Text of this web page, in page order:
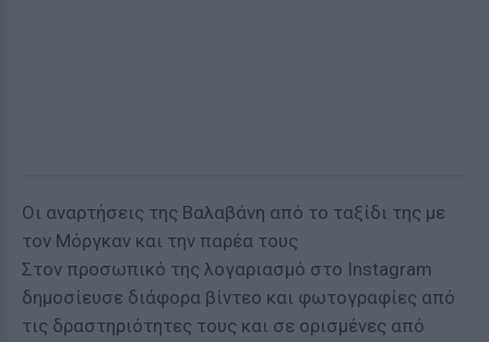
Οι αναρτήσεις της Βαλαβάνη από το ταξίδι της με
τον Μόργκαν και την παρέα τους
Στον προσωπικό της λογαριασμό στο Instagram
δημοσίευσε διάφορα βίντεο και φωτογραφίες από
τις δραστηριότητες τους και σε ορισμένες από